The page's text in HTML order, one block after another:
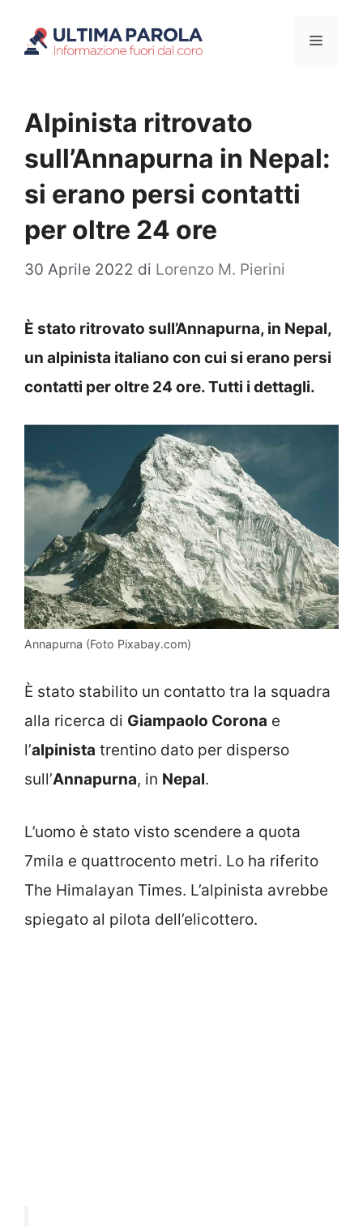
Menu
Alpinista ritrovato
sull’Annapurna in Nepal:
si erano persi contatti
per oltre 24 ore
30 Aprile 2022 di Lorenzo M. Pierini
È stato ritrovato sull’Annapurna, in Nepal,
un alpinista italiano con cui si erano persi
contatti per oltre 24 ore. Tutti i dettagli.
Annapurna (Foto Pixabay.com)
È stato stabilito un contatto tra la squadra
alla ricerca di Giampaolo Corona e
l’alpinista trentino dato per disperso
sull’Annapurna, in Nepal.
L’uomo è stato visto scendere a quota
7mila e quattrocento metri. Lo ha riferito
The Himalayan Times. L’alpinista avrebbe
spiegato al pilota dell’elicottero.